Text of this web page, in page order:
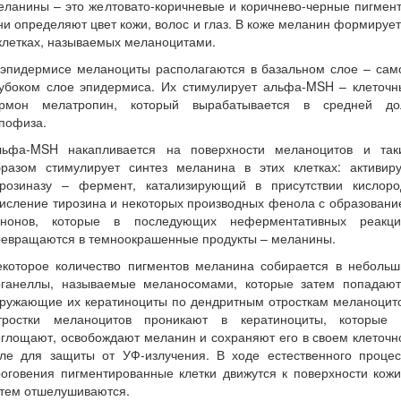
– это желтовато-коричневые и коричнево-черные
определяют цвет кожи, волос и глаз. В коже меланин
называемых меланоцитами.
меланоциты располагаются в базальном слое –
слое эпидермиса. Их стимулирует альфа-MSH –
мелатропин, который вырабатывается в средней
MSH накапливается на поверхности меланоцитов и
стимулирует синтез меланина в этих клетках:
– фермент, катализирующий в присутствии
тирозина и некоторых производных фенола с
которые в последующих неферментативных
в темноокрашенные продукты – меланины.
количество пигментов меланина собирается в
называемые меланосомами, которые затем
их кератиноциты по дендритным отросткам
меланоцитов проникают в кератиноциты, которые
освобождают меланин и сохраняют его в своем
для защиты от УФ-излучения. В ходе естественного
пигментированные клетки движутся к поверхности
отшелушиваются.